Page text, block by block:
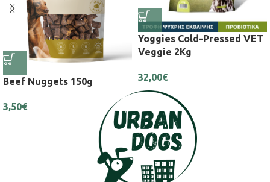
Beef Nuggets 150g
3,50€
Yoggies Cold-Pressed VET
Veggie 2Kg
32,00€